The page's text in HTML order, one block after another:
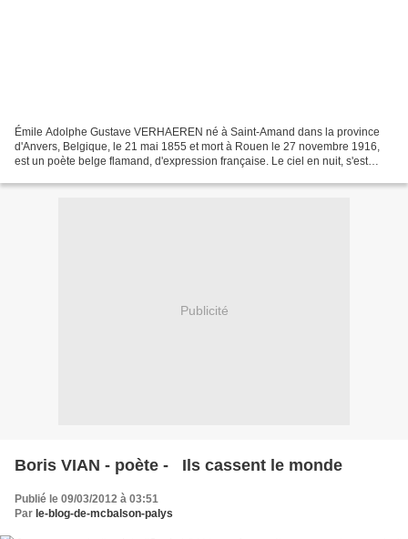
Émile Adolphe Gustave VERHAEREN né à Saint-Amand dans la province
d'Anvers, Belgique, le 21 mai 1855 et mort à Rouen le 27 novembre 1916,
est un poète belge flamand, d'expression française. Le ciel en nuit, s'est
Publicité
Boris VIAN - poète - Ils cassent le monde
Publié le 09/03/2012 à 03:51
Par le-blog-de-mcbalson-palys